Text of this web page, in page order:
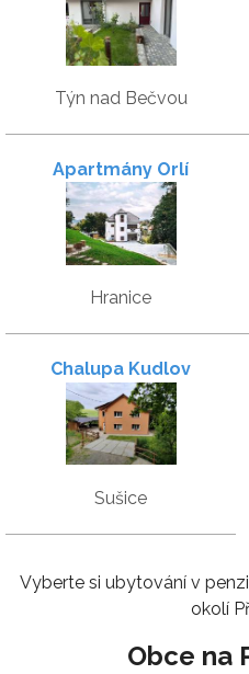
Týn nad Bečvou
Apartmány Orlí
Hranice
Chalupa Kudlov
Sušice
Vyberte si ubytování v
okolí
Obce na